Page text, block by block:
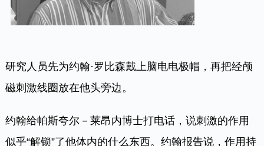
研究人员先为约翰·罗比森戴上脑电电极帽，再把经颅
磁刺激线圈放在他头旁边。
约翰给帕斯夸尔－莱昂内博士打电话，说刺激的作用
似乎“解锁”了他体内的什么东西。约翰报告说，作用持